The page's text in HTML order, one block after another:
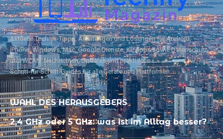
Aktuelle Technik‑Tipps, Anleitungen und Lösungen für Android,
iPhone, Windows, Mac, Google‑Dienste, KI, Apps sowie Datenschutz
und WLAN. Nachrichten, Updates und praktische
Schritt‑für‑Schritt‑Guides für alle Geräte und Plattformen.
WAHL DES HERAUSGEBERS
2,4 GHz oder 5 GHz: was ist im Alltag besser?